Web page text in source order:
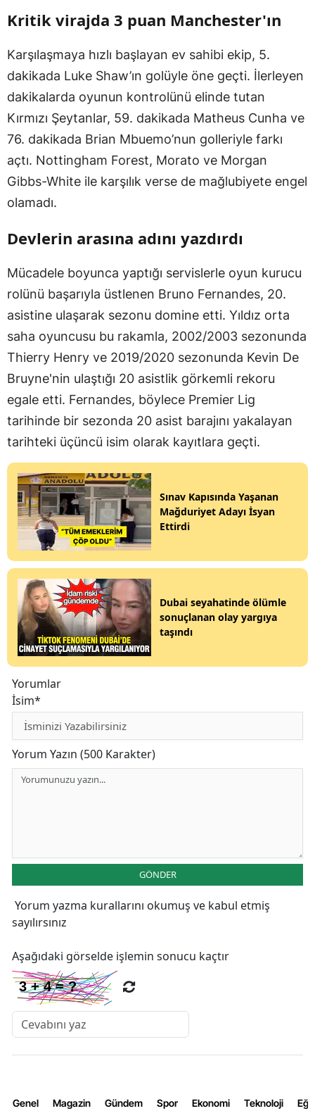
Kritik virajda 3 puan Manchester'ın
Karşılaşmaya hızlı başlayan ev sahibi ekip, 5.
dakikada Luke Shaw’ın golüyle öne geçti. İlerleyen
dakikalarda oyunun kontrolünü elinde tutan
Kırmızı Şeytanlar, 59. dakikada Matheus Cunha ve
76. dakikada Brian Mbuemo’nun golleriyle farkı
açtı. Nottingham Forest, Morato ve Morgan
Gibbs-White ile karşılık verse de mağlubiyete engel
olamadı.
Devlerin arasına adını yazdırdı
Mücadele boyunca yaptığı servislerle oyun kurucu
rolünü başarıyla üstlenen Bruno Fernandes, 20.
asistine ulaşarak sezonu domine etti. Yıldız orta
saha oyuncusu bu rakamla, 2002/2003 sezonunda
Thierry Henry ve 2019/2020 sezonunda Kevin De
Bruyne'nin ulaştığı 20 asistlik görkemli rekoru
egale etti. Fernandes, böylece Premier Lig
tarihinde bir sezonda 20 asist barajını yakalayan
tarihteki üçüncü isim olarak kayıtlara geçti.
Sınav Kapısında Yaşanan
Mağduriyet Adayı İsyan
Ettirdi
Dubai seyahatinde ölümle
sonuçlanan olay yargıya
taşındı
Yorumlar
İsim*
Yorum Yazın (500 Karakter)
GÖNDER
Yorum yazma kurallarını okumuş ve kabul etmiş
sayılırsınız
Aşağıdaki görselde işlemin sonucu kaçtır
Genel Magazin Gündem Spor Ekonomi Teknoloji